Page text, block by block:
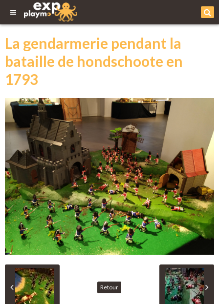
La gendarmerie pendant la
bataille de hondschoote en
1793
Retour